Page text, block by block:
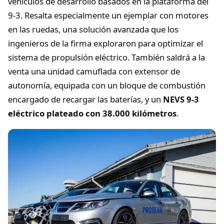
9-3. Resalta especialmente un ejemplar con motores
en las ruedas, una solución avanzada que los
ingenieros de la firma exploraron para optimizar el
sistema de propulsión eléctrico. También saldrá a la
venta una unidad camuflada con extensor de
autonomía, equipada con un bloque de combustión
encargado de recargar las baterías, y un NEVS 9-3
eléctrico plateado con 38.000 kilómetros.